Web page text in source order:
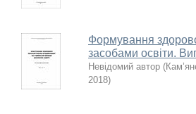
Формування
засобами освіти.
Невідомий автор (
2018)